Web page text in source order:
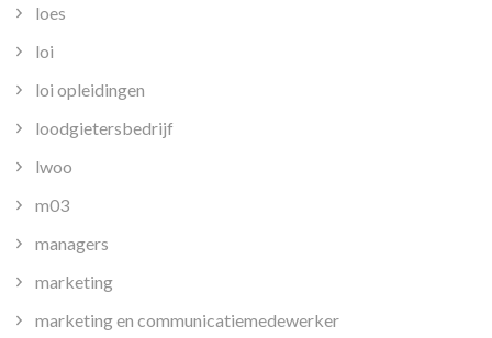
loes
loi
loi opleidingen
loodgietersbedrijf
lwoo
m03
managers
marketing
marketing en communicatiemedewerker